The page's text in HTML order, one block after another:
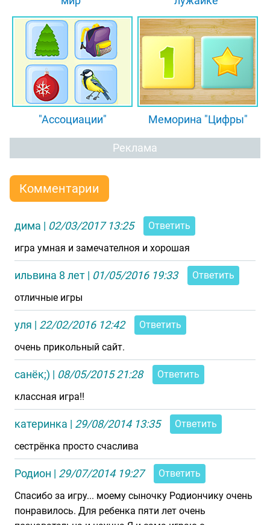
"Ассоциации" Меморина "Цифры"
Реклама
Комментарии
дима | 02/03/2017 13:25
Ответить
игра умная и замечателноя и хорошая
ильвина 8 лет | 01/05/2016 19:33
Ответить
отличные игры
уля | 22/02/2016 12:42
Ответить
очень прикольный сайт.
санёк;) | 08/05/2015 21:28
Ответить
классная игра!!
катеринка | 29/08/2014 13:35
Ответить
сестрёнка просто счаслива
Родион | 29/07/2014 19:27
Ответить
Спасибо за игру... моему сыночку Родиончику очень
понравилось. Для ребенка пяти лет очень